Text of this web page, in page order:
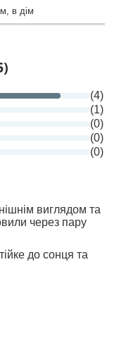
в дім
(4)
(1)
(0)
(0)
(0)
виглядом та
через пару
до сонця та